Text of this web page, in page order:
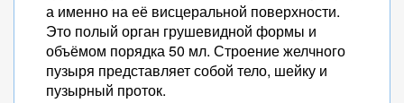
а именно на её висцеральной поверхности.
Это полый орган грушевидной формы и
объёмом порядка 50 мл. Строение желчного
пузыря представляет собой тело, шейку и
пузырный проток.